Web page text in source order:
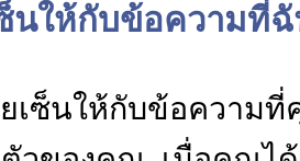
นให้กับข้อความที่
ยเซ็นให้กับข้อความ